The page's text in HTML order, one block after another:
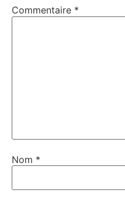
Commentaire *
Nom *